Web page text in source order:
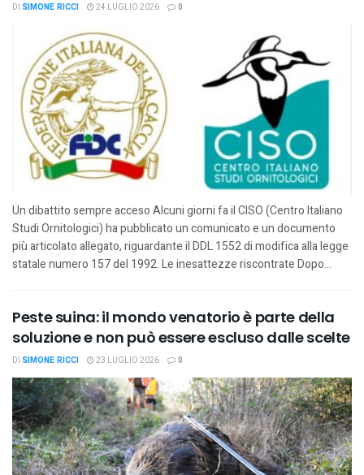
DI SIMONE RICCI 24 LUGLIO 2026 0
Un dibattito sempre acceso Alcuni giorni fa il CISO (Centro Italiano
Studi Ornitologici) ha pubblicato un comunicato e un documento
più articolato allegato, riguardante il DDL 1552 di modifica alla legge
statale numero 157 del 1992. Le inesattezze riscontrate Dopo...
Peste suina: il mondo venatorio è parte della
soluzione e non può essere escluso dalle scelte
DI SIMONE RICCI 23 LUGLIO 2026 0